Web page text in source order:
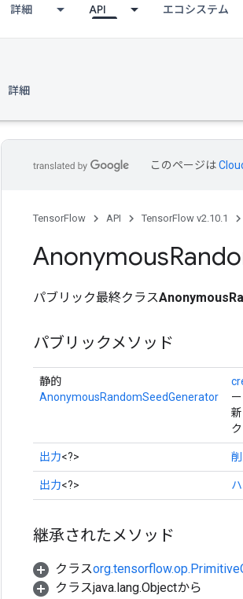
詳細 API エコシステム
詳細
このページは
TensorFlow API TensorFlow v2.10.1
Anonymous
パブリック最終クラス
パブリックメソッド
静的
AnonymousRandomSeedGenerator
出力<?>
出力<?>
継承されたメソッド
クラス
クラスjava.lang.Objectから